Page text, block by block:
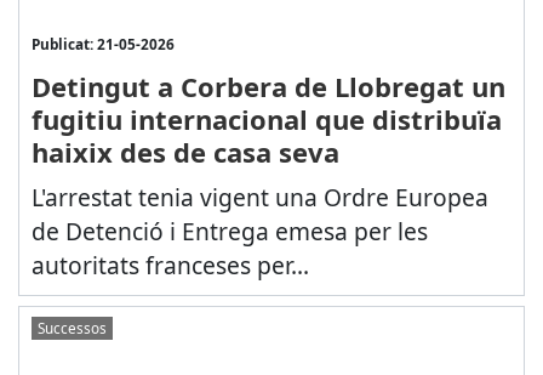
Publicat: 21-05-2026
Detingut a Corbera de Llobregat un
fugitiu internacional que distribuïa
haixix des de casa seva
L'arrestat tenia vigent una Ordre Europea
de Detenció i Entrega emesa per les
autoritats franceses per...
Successos